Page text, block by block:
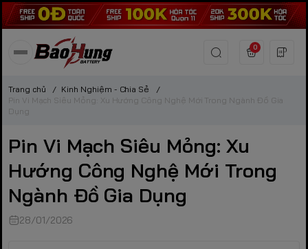
0
Trang chủ / Kinh Nghiệm - Chia Sẻ
/
Pin Vi Mạch Siêu Mỏng: Xu Hướng Công Nghệ Mới Trong Ngành Đồ Gia
Dụng
Pin Vi Mạch Siêu Mỏng: Xu
Hướng Công Nghệ Mới Trong
Ngành Đồ Gia Dụng
28/01/2026